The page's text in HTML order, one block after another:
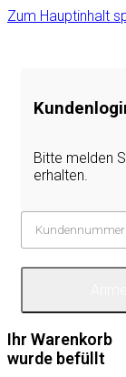
Zum Hauptinhalt
Bitte melden
erhalten.
Ihr Warenkorb
wurde befüllt